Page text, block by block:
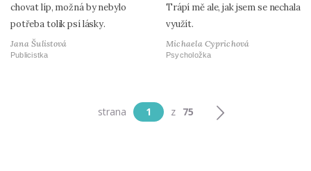
chovat líp, možná by nebylo
potřeba tolik psí lásky.
Jana Šulistová
Publicistka
Trápí mě ale, jak jsem se nechala
využít.
Michaela Cyprichová
Psycholožka
strana 1 z 75